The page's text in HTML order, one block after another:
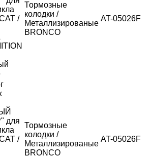
Тормозные
колодки /
Металлизированые
BRONCO
AT-05026F
Тормозные
колодки /
Металлизированые
BRONCO
AT-05026F